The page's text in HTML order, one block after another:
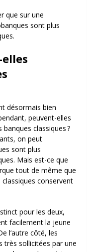
que sur une
sont plus
désormais bien
peuvent-elles
classiques ?
on peut
sont plus
Mais est-ce que
tout de même que
conservent
pour les deux,
facilement la jeune
l’autre côté, les
très sollicitées par une